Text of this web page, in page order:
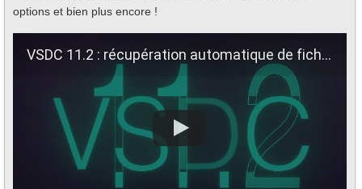
options et bien plus encore !
VSDC 11.2 : récupération automatique de fichiers, synchronisation vidéo-télémétrie, H.266 (VVC) et plus encore !